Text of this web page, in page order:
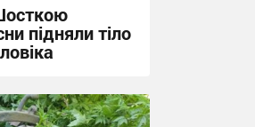
підняли тіло